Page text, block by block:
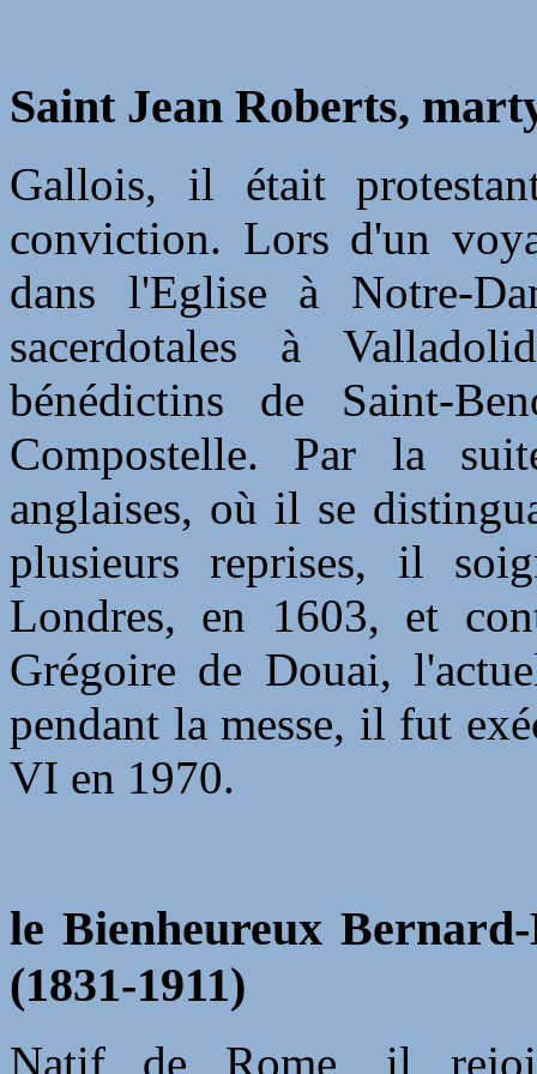
Saint Jean Roberts,
Gallois, il était
conviction. Lors d'un
dans l'Eglise à Notre-
sacerdotales à
bénédictins de Saint-
Compostelle. Par la
anglaises, où il se
plusieurs reprises, il
Londres, en 1603, et
Grégoire de Douai,
pendant la messe, il fut
VI en 1970.
le Bienheureux
(1831-1911)
Natif de Rome, il